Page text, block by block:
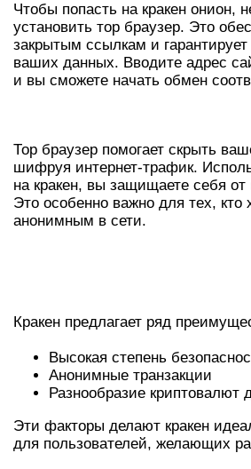
Чтобы попасть на кракен онион,
установить тор браузер. Это
закрытым ссылкам и гарантирует
ваших данных. Вводите адрес
и вы сможете начать обмен
Тор браузер помогает скрыть
шифруя интернет-трафик.
на кракен, вы защищаете себя от
Это особенно важно для тех, кто
анонимным в сети.
Кракен предлагает ряд
Высокая степень
Анонимные транзакции
Разнообразие криптовалют
Эти факторы делают кракен
для пользователей, желающих